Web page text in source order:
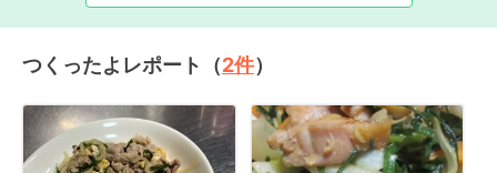
つくったよレポート（2件）